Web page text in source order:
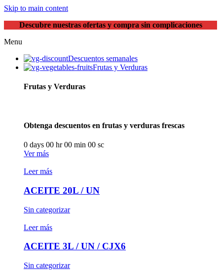
Skip to main content
Descubre nuestras ofertas y compra sin complicaciones
Menu
Descuentos semanales
Frutas y Verduras
Frutas y Verduras
Obtenga descuentos en frutas y verduras frescas
0 days 00 hr00 min 00 sc
Ver más
Leer más
ACEITE 20L / UN
Sin categorizar
Leer más
ACEITE 3L / UN / CJX6
Sin categorizar